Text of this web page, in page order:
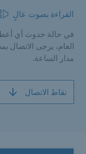
القراءة بصوت عالٍ
في حالة حدوث أي
العام، يرجى
مدار الساعة.
نقاط الاتصال